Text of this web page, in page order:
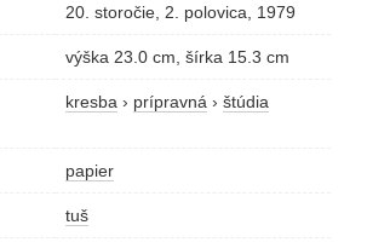
20. storočie, 2. polovica, 1979
výška 23.0 cm, šírka 15.3 cm
kresba › prípravná › štúdia
papier
tuš